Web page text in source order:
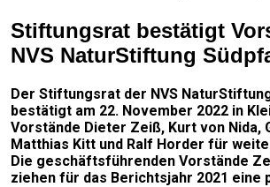
Stiftungsrat bestätigt
NVS NaturStiftung
Der Stiftungsrat der NVS
bestätigt am 22. November 2022 in
Vorstände Dieter Zeiß, Kurt von Nida,
Matthias Kitt und Ralf Horder für
Die geschäftsführenden Vorstände
ziehen für das Berichtsjahr 2021 eine